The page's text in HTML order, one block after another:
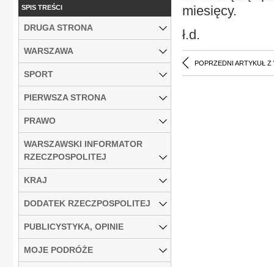
miesięcy.
ł.d.
POPRZEDNI ARTYKUŁ Z
SPIS TREŚCI
DRUGA STRONA
WARSZAWA
SPORT
PIERWSZA STRONA
PRAWO
WARSZAWSKI INFORMATOR
RZECZPOSPOLITEJ
KRAJ
DODATEK RZECZPOSPOLITEJ
PUBLICYSTYKA, OPINIE
MOJE PODRÓŻE